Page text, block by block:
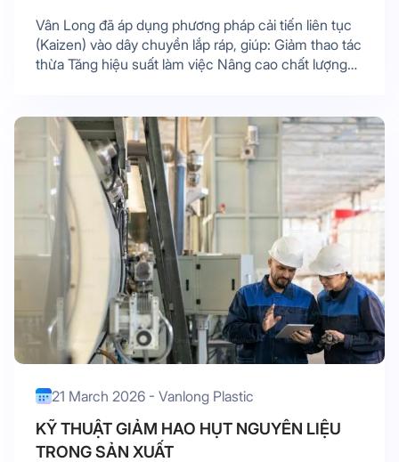
Vân Long đã áp dụng phương pháp cải tiến liên tục
(Kaizen) vào dây chuyền lắp ráp, giúp: Giảm thao tác
thừa Tăng hiệu suất làm việc Nâng cao chất lượng
21 March 2026 - Vanlong Plastic
KỸ THUẬT GIẢM HAO HỤT NGUYÊN LIỆU
TRONG SẢN XUẤT